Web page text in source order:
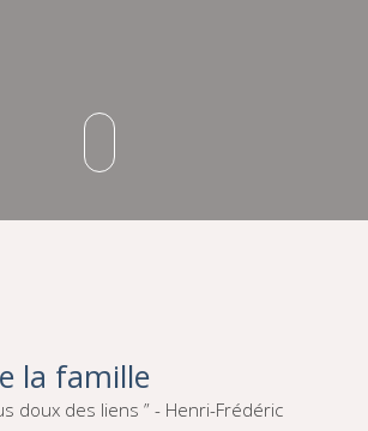
la famille
doux des liens ” - Henri-Frédéric